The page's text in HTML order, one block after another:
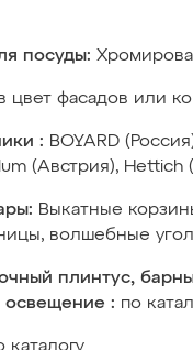
посуды:
цвет фасадов или
: BOYARD
(Австрия), Hettich
Выкатные
волшебные
плинтус,
освещение : по